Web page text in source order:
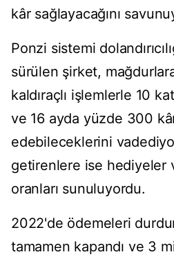
kâr sağlayacağını
Ponzi sistemi
sürülen şirket, mağdurlara
kaldıraçlı işlemlerle 10
ve 16 ayda yüzde 300
edebileceklerini
getirenlere ise hediyeler
oranları sunuluyordu.
2022'de ödemeleri
tamamen kapandı ve 3